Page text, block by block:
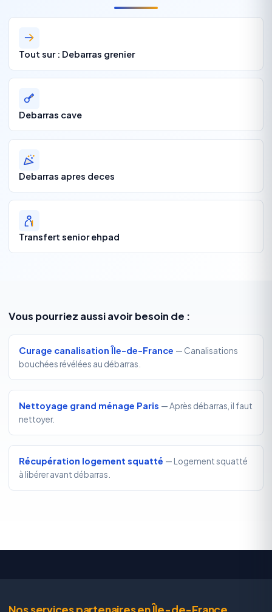
Tout sur : Debarras grenier
Debarras cave
Debarras apres deces
Transfert senior ehpad
Vous pourriez aussi avoir besoin de :
Curage canalisation Île-de-France — Canalisations
bouchées révélées au débarras.
Nettoyage grand ménage Paris — Après débarras, il faut
nettoyer.
Récupération logement squatté — Logement squatté
à libérer avant débarras.